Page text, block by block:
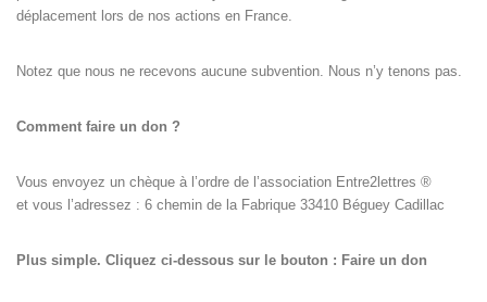
déplacement lors de nos actions en France.
Notez que nous ne recevons aucune subvention. Nous n’y tenons pas.
Comment faire un don ?
Vous envoyez un chèque à l’ordre de l’association Entre2lettres ®
et vous l’adressez : 6 chemin de la Fabrique 33410 Béguey Cadillac
Plus simple. Cliquez ci-dessous sur le bouton : Faire un don